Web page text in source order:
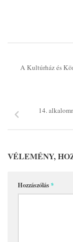
A Kultúrház és
14.
VÉLEMÉNY,
Hozzászólás*